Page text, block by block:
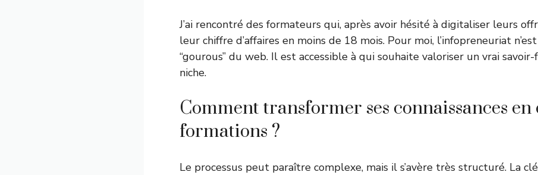
J’ai rencontré des formateurs qui, après avoir hésité à digitaliser leurs
leur chiffre d’affaires en moins de 18 mois. Pour moi, l’infopreneuriat
“gourous” du web. Il est accessible à qui souhaite valoriser un vrai
niche.
Comment transformer ses connaissances en
formations ?
Le processus peut paraître complexe, mais il s’avère très structuré. La